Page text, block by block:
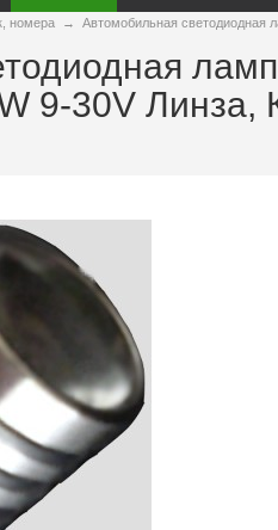
номера → Автомобильная светодиодная
9-30V Линза,